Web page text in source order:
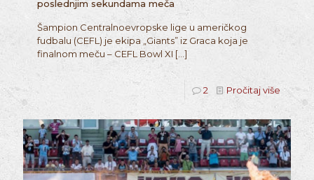
poslednjim sekundama meča
Šampion Centralnoevropske lige u američkog
fudbalu (CEFL) je ekipa „Giants” iz Graca koja je
finalnom meču – CEFL Bowl XI […]
2 Pročitaj više